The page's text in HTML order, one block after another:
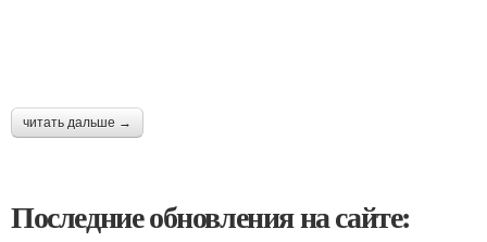
читать дальше →
Последние обновления на сайте: